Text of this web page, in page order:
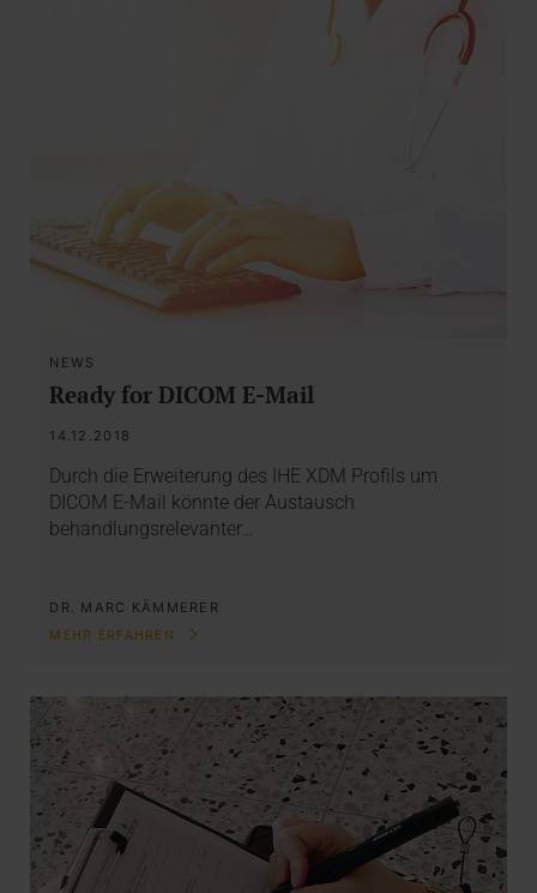
NEWS
Ready for DICOM E-Mail
14.12.2018
Durch die Erweiterung des IHE XDM Profils um
DICOM E-Mail könnte der Austausch
behandlungsrelevanter…
DR. MARC KÄMMERER
MEHR ERFAHREN